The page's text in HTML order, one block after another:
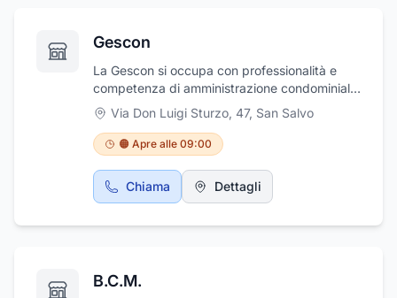
e istallazione ganci di traino. La Carrozzeria
servizio navetta. Effettua anche soccorso
stradale 24 ore su 24.
Gescon
La Gescon si occupa con professionalità e
competenza di amministrazione condominiale,
di gestione condominiale ,consulenze e
tabelle millesimali. Organizza e pianifica con
serietà le assemblee condominiali. Si occupa
anche di disbrigo di pratiche amministrative
del condominio con serietà e competenza.
Via Don Luigi Sturzo, 47, San Salvo
🟠 Apre alle 09:00
Chiama Dettagli
B.C.M.